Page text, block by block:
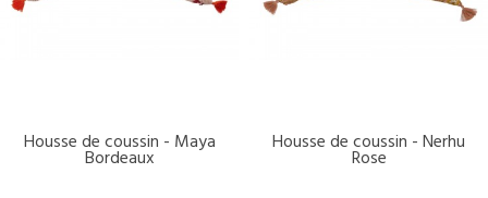
DISPONIBLE
Housse de coussin - Maya
Bordeaux
DISPONIBLE
Housse de coussin - Nerhu
Rose